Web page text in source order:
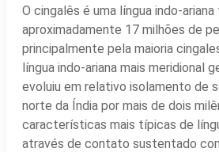
O cingalês é uma língua indo-
aproximadamente 17 milhões de
principalmente pela maioria
língua indo-ariana mais meridional
evoluiu em relativo isolamento de
norte da Índia por mais de dois
características mais típicas de
através de contato sustentado